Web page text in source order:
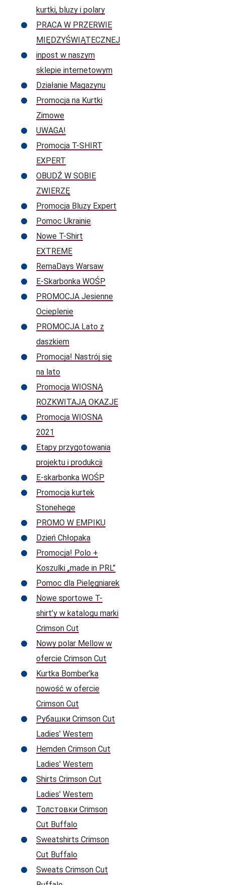
kurtki, bluzy i polary
PRACA W PRZERWIE
MIĘDZYŚWIĄTECZNEJ
inpost w naszym
sklepie internetowym
Działanie Magazynu
Promocja na Kurtki
Zimowe
UWAGA!
Promocja T-SHIRT
EXPERT
OBUDŹ W SOBIE
ZWIERZĘ
Promocja Bluzy Expert
Pomoc Ukrainie
Nowe T-Shirt
EXTREME
RemaDays Warsaw
E-Skarbonka WOŚP
PROMOCJA Jesienne
Ocieplenie
PROMOCJA Lato z
daszkiem
Promocja! Nastrój się
na lato
Promocja WIOSNĄ
ROZKWITAJĄ OKAZJE
Promocja WIOSNA
2021
Etapy przygotowania
projektu i produkcji
E-skarbonka WOŚP
Promocja kurtek
Stonehege
PROMO W EMPIKU
Dzień Chłopaka
Promocja! Polo +
Koszulki „made in PRL”
Pomoc dla Pielęgniarek
Nowe sportowe T-
shirt’y w katalogu marki
Crimson Cut
Nowy polar Mellow w
ofercie Crimson Cut
Kurtka Bomber’ka
nowość w ofercie
Crimson Cut
Рубашки Crimson Cut
Ladies' Western
Hemden Crimson Cut
Ladies' Western
Shirts Crimson Cut
Ladies' Western
Толстовки Crimson
Cut Buffalo
Sweatshirts Crimson
Cut Buffalo
Sweats Crimson Cut